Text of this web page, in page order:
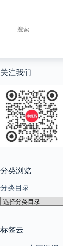
结
果
关注我们
分类浏览
分类目录
标签云